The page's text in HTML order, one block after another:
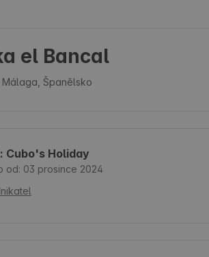
el Bancal
Španělsko
Cubo's Holiday
od: 03 prosince 2024